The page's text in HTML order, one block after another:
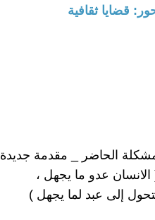
قضايا ثقافية
الحاضر _ مقدمة جديدة 2025
الانسان عدو ما يجهل ،
إلى عبد لما يجهل )